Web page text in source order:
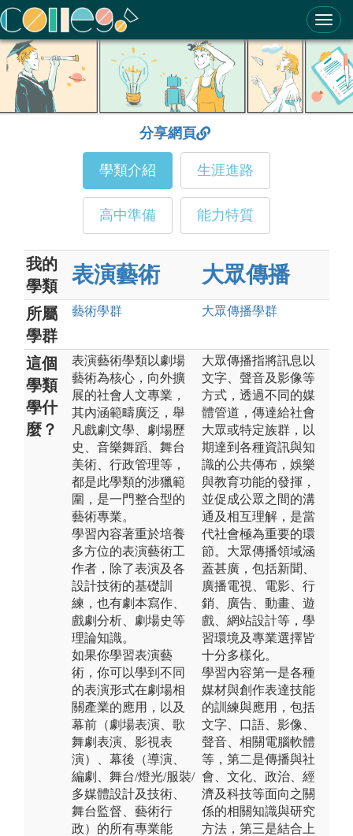
ColleGo! 大學選才與高中育才輔助系統
分享網頁
學類介紹 生涯進路
高中準備 能力特質
我的
學類
表演藝術 大眾傳播
所屬
學群
藝術學群 大眾傳播學群
這個
學類
學什
麼？
表演藝術學類以劇場
藝術為核心，向外擴
展的社會人文專業，
其內涵範疇廣泛，舉
凡戲劇文學、劇場歷
史、音樂舞蹈、舞台
美術、行政管理等，
都是此學類的涉獵範
圍，是一門整合型的
藝術專業。
學習內容著重於培養
多方位的表演藝術工
作者，除了表演及各
設計技術的基礎訓
練，也有劇本寫作、
戲劇分析、劇場史等
理論知識。
如果你學習表演藝
術，你可以學到不同
的表演形式在劇場相
關產業的應用，以及
幕前（劇場表演、歌
舞劇表演、影視表
演）、幕後（導演、
編劇、舞台/燈光/服裝/
多媒體設計及技術、
舞台監督、藝術行
政）的所有專業能
大眾傳播指將訊息以
文字、聲音及影像等
方式，透過不同的媒
體管道，傳達給社會
大眾或特定族群，以
期達到各種資訊與知
識的公共傳布，娛樂
與教育功能的發揮，
並促成公眾之間的溝
通及相互理解，是當
代社會極為重要的環
節。大眾傳播領域涵
蓋甚廣，包括新聞、
廣播電視、電影、行
銷、廣告、動畫、遊
戲、網站設計等，學
習環境及專業選擇皆
十分多樣化。
學習內容第一是各種
媒材與創作表達技能
的訓練與應用，包括
文字、口語、影像、
聲音、相關電腦軟體
等，第二是傳播與社
會、文化、政治、經
濟及科技等面向之關
係的相關知識與研究
方法，第三是結合上